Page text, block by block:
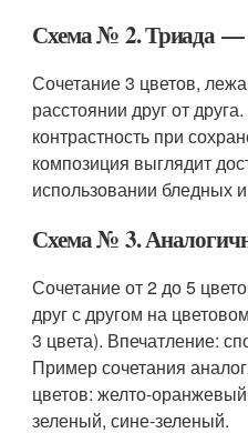
Схема № 2. Триада —
Сочетание 3 цветов,
расстоянии друг от
контрастность при
композиция выглядит
использовании бледных
Схема № 3.
Сочетание от 2 до 5
друг с другом на
3 цвета). Впечатление:
Пример сочетания
цветов: желто-
зеленый, сине-зеленый.